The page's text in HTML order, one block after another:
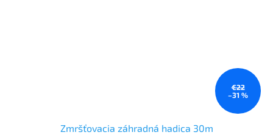
€22
–31 %
Zmršťovacia záhradná hadica 30m